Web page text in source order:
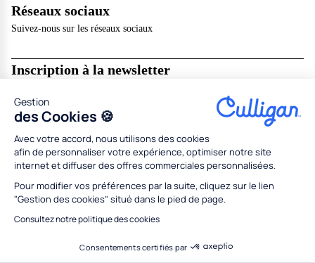
Gestion
des Cookies 🍪
Avec votre accord, nous utilisons des cookies
afin de personnaliser votre expérience, optimiser notre site
internet et diffuser des offres commerciales personnalisées.
Pour modifier vos préférences par la suite, cliquez sur le lien
"Gestion des cookies" situé dans le pied de page.
Consultez notre politique des cookies
Consentements certifiés par
Réseaux sociaux
Suivez-nous sur les réseaux sociaux
Inscription à la newsletter
Mentions légalesRésilier en ligneCGU
Politique de données personnellesPolitique des cookies
Gestion des cookies PartenairesConcessionnaires MédiationCodes promo
Tous droits réservés Culligan 2026
Conception